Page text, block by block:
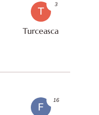
T
Turceasca
3
F
16